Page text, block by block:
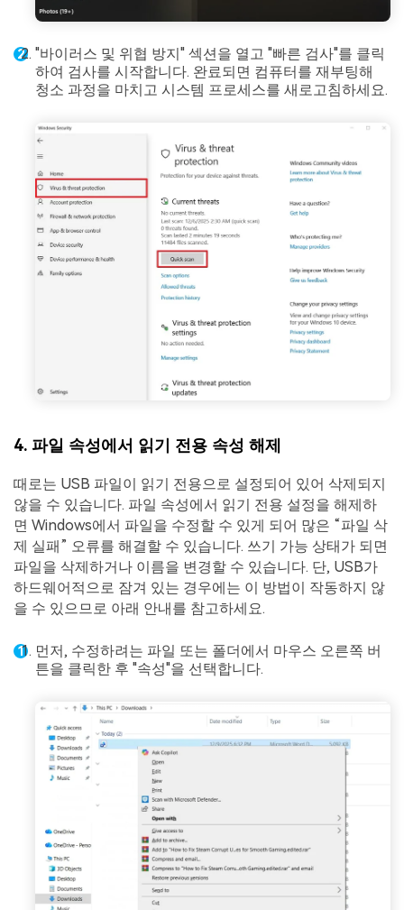
"바이러스 및 위협 방지" 섹션을 열고 "빠른 검사"를 클릭
하여 검사를 시작합니다. 완료되면 컴퓨터를 재부팅해
청소 과정을 마치고 시스템 프로세스를 새로고침하세요.
4. 파일 속성에서 읽기 전용 속성 해제
때로는 USB 파일이 읽기 전용으로 설정되어 있어 삭제되지
않을 수 있습니다. 파일 속성에서 읽기 전용 설정을 해제하
면 Windows에서 파일을 수정할 수 있게 되어 많은 “파일 삭
제 실패” 오류를 해결할 수 있습니다. 쓰기 가능 상태가 되면
파일을 삭제하거나 이름을 변경할 수 있습니다. 단, USB가
하드웨어적으로 잠겨 있는 경우에는 이 방법이 작동하지 않
을 수 있으므로 아래 안내를 참고하세요.
먼저, 수정하려는 파일 또는 폴더에서 마우스 오른쪽 버
튼을 클릭한 후 "속성"을 선택합니다.